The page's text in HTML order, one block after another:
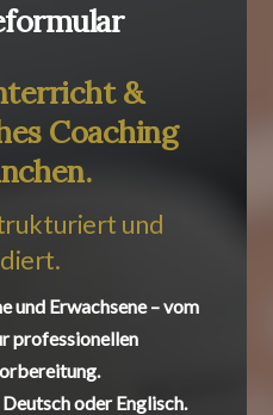
&
Coaching
und
und Erwachsene – vom
professionellen
oder Englisch.